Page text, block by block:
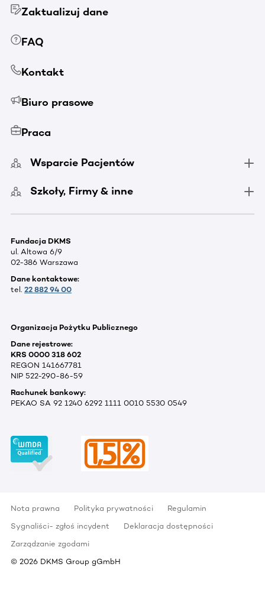
Zaktualizuj dane
FAQ
Kontakt
Biuro prasowe
Praca
Wsparcie Pacjentów
Szkoły, Firmy & inne
Fundacja DKMS
ul. Altowa 6/9
02-386 Warszawa
Dane kontaktowe:
tel. 22 882 94 00
Organizacja Pożytku Publicznego
Dane rejestrowe:
KRS 0000 318 602
REGON 141667781
NIP 522-290-86-59
Rachunek bankowy:
PEKAO SA 92 1240 6292 1111 0010 5530 0549
Nota prawna Polityka prywatności
Regulamin
Sygnaliści- zgłoś incydent
Deklaracja dostępności
Zarządzanie zgodami
© 2026 DKMS Group gGmbH